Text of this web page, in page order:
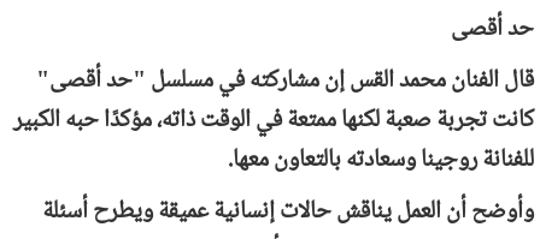
حد أقصى
قال الفنان محمد القس إن مشاركته في مسلسل "حد أقصى"
كانت تجربة صعبة لكنها ممتعة في الوقت ذاته، مؤكدًا حبه الكبير
للفنانة روجينا وسعادته بالتعاون معها.
وأوضح أن العمل يناقش حالات إنسانية عميقة ويطرح أسئلة